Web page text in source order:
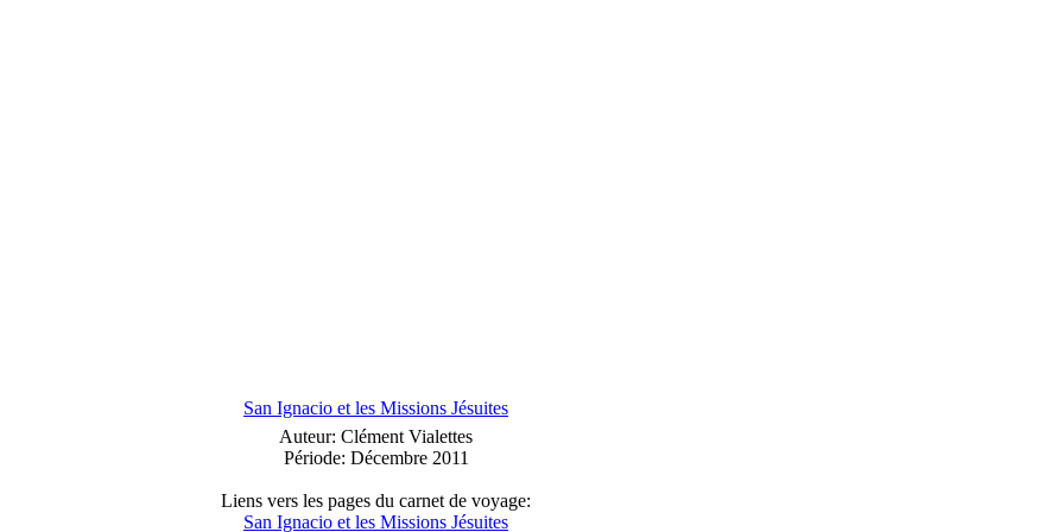
San Ignacio et les Missions Jésuites
Auteur: Clément Vialettes
Période: Décembre 2011
Liens vers les pages du carnet de voyage:
San Ignacio et les Missions Jésuites